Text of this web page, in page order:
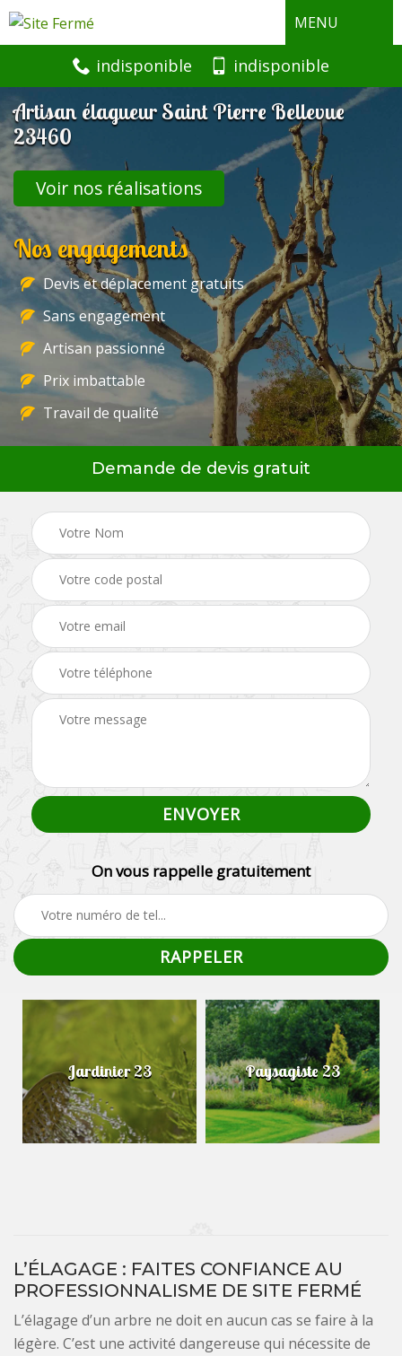
MENU
indisponible indisponible
Artisan élagueur Saint Pierre Bellevue
23460
Voir nos réalisations
Nos engagements
Devis et déplacement gratuits
Sans engagement
Artisan passionné
Prix imbattable
Travail de qualité
Demande de devis gratuit
On vous rappelle gratuitement
Jardinier 23 Paysagiste 23
L’ÉLAGAGE : FAITES CONFIANCE AU
PROFESSIONNALISME DE SITE FERMÉ
L’élagage d’un arbre ne doit en aucun cas se faire à la
légère. C’est une activité dangereuse qui nécessite de